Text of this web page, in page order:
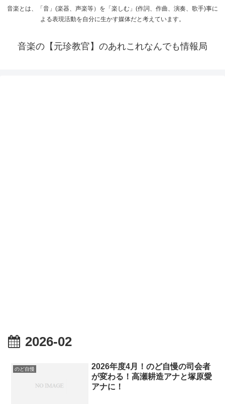
音楽とは、「音」(楽器、声楽等）を「楽しむ」(作詞、作曲、演奏、歌手)事に
よる表現活動を自分に生かす媒体だと考えています。
音楽の【元珍教官】のあれこれなんでも情報局
2026-02
のど自慢
2026年度4月！のど自慢の司会者
が変わる！高瀬耕造アナと塚原愛
アナに！